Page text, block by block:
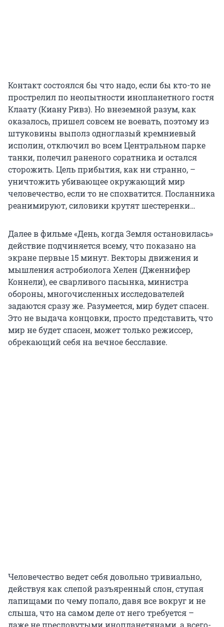
Контакт состоялся бы что надо, если бы кто-то не
прострелил по неопытности инопланетного гостя
Клаату (Киану Ривз). Но внеземной разум, как
оказалось, пришел совсем не воевать, поэтому из
штуковины выполз одноглазый кремниевый
исполин, отключил во всем Центральном парке
танки, полечил раненого соратника и остался
сторожить. Цель прибытия, как ни странно, –
уничтожить убивающее окружающий мир
человечество, если то не спохватится. Посланника
реанимируют, силовики крутят шестеренки…
Далее в фильме «День, когда Земля остановилась»
действие подчиняется всему, что показано на
экране первые 15 минут. Векторы движения и
мышления астробиолога Хелен (Дженнифер
Коннели), ее сварливого пасынка, министра
обороны, многочисленных исследователей
задаются сразу же. Разумеется, мир будет спасен.
Это не выдача концовки, просто представить, что
мир не будет спасен, может только режиссер,
обрекающий себя на вечное бесславие.
Человечество ведет себя довольно тривиально,
действуя как слепой разъяренный слон, ступая
лапищами по чему попало, давя все вокруг и не
слыша, что на самом деле от него требуется –
даже не пресловутыми инопланетянами, а всего-